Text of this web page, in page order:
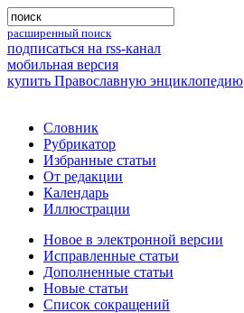
расширенный поиск
подписаться на rss-канал
мобильная версия
купить Православную энциклопедию
Словник
Рубрикатор
Избранные статьи
От редакции
Календарь
Иллюстрации
Новое в электронной версии
Исправленные статьи
Дополненные статьи
Новые статьи
Список сокращений